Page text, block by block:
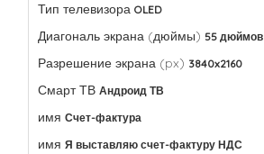
Тип телевизора OLED
Диагональ экрана (дюймы) 55 дюймов
Разрешение экрана (px) 3840x2160
Смарт ТВ Андроид ТВ
имя Счет-фактура
имя Я выставляю счет-фактуру НДС